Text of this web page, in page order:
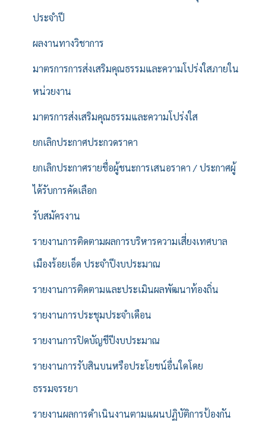
ประจำปี
ผลงานทางวิชาการ
มาตรการการส่งเสริมคุณธรรมและความโปร่งใสภายใน
หน่วยงาน
มาตรการส่งเสริมคุณธรรมและความโปร่งใส
ยกเลิกประกาศประกวดราคา
ยกเลิกประกาศรายชื่อผู้ชนะการเสนอราคา / ประกาศผู้
ได้รับการคัดเลือก
รับสมัครงาน
รายงานการติดตามผลการบริหารความเสี่ยงเทศบาล
เมืองร้อยเอ็ด ประจำปีงบประมาณ
รายงานการติดตามและประเมินผลพัฒนาท้องถิ่น
รายงานการประชุมประจำเดือน
รายงานการปิดบัญชีปีงบประมาณ
รายงานการรับสินบนหรือประโยชน์อื่นใดโดย
ธรรมจรรยา
รายงานผลการดำเนินงานตามแผนปฏิบัติการป้องกัน